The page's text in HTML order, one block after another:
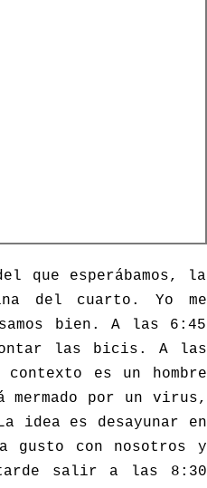
que esperábamos, la
del cuarto. Yo me
bien. A las 6:45
las bicis. A las
es un hombre
mermado por un virus,
idea es desayunar en
con nosotros y
tarde salir a las 8:30